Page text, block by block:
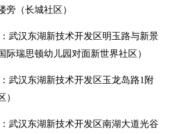
旁（长城社区）
汉东湖新技术开发区明玉路与新景
际瑞思顿幼儿园对面新世界社区）
汉东湖新技术开发区玉龙岛路1附
）
武汉东湖新技术开发区南湖大道光谷